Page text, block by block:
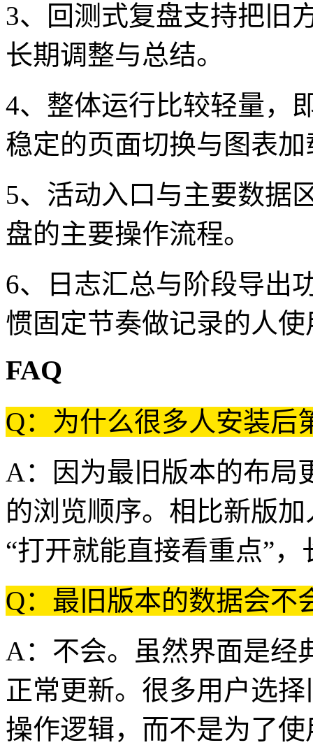
3、回测式复盘支持把旧
长期调整与总结。
4、整体运行比较轻量，
稳定的页面切换与图表
5、活动入口与主要数据
盘的主要操作流程。
6、日志汇总与阶段导出
惯固定节奏做记录的人使
FAQ
Q：为什么很多人安装后
A：因为最旧版本的布局
的浏览顺序。相比新版
“打开就能直接看重点”
Q：最旧版本的数据会不
A：不会。虽然界面是经
正常更新。很多用户选
操作逻辑，而不是为了